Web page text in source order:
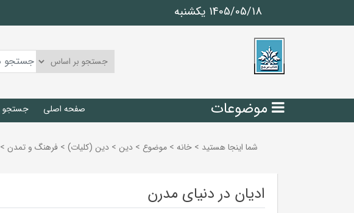
1405/05/18 يكشنبه
موضوعات صفحه اصلی جستجو
شما اینجا هستید > خانه > موضوع > دين > دين (كليات) > فرهنگ و تمدن >
ادیان در دنیای مدرن